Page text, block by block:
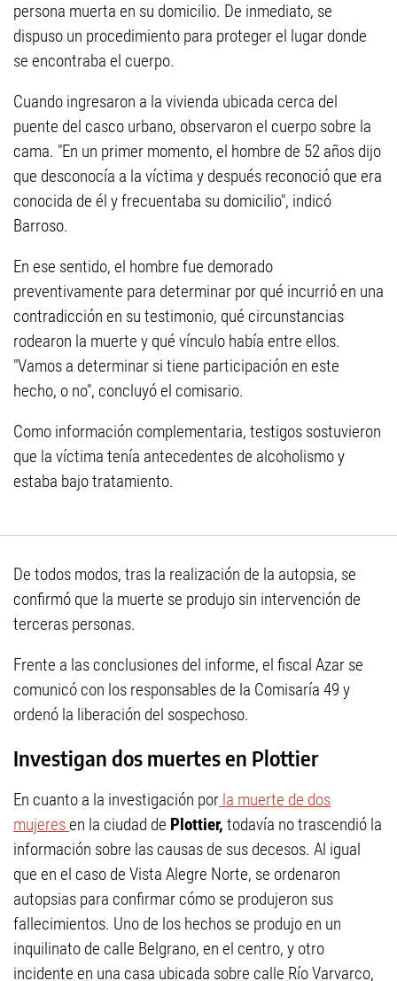
persona muerta en su domicilio. De inmediato, se
dispuso un procedimiento para proteger el lugar donde
se encontraba el cuerpo.
Cuando ingresaron a la vivienda ubicada cerca del
puente del casco urbano, observaron el cuerpo sobre la
cama. "En un primer momento, el hombre de 52 años dijo
que desconocía a la víctima y después reconoció que era
conocida de él y frecuentaba su domicilio", indicó
Barroso.
En ese sentido, el hombre fue demorado
preventivamente para determinar por qué incurrió en una
contradicción en su testimonio, qué circunstancias
rodearon la muerte y qué vínculo había entre ellos.
"Vamos a determinar si tiene participación en este
hecho, o no", concluyó el comisario.
Como información complementaria, testigos sostuvieron
que la víctima tenía antecedentes de alcoholismo y
estaba bajo tratamiento.
De todos modos, tras la realización de la autopsia, se
confirmó que la muerte se produjo sin intervención de
terceras personas.
Frente a las conclusiones del informe, el fiscal Azar se
comunicó con los responsables de la Comisaría 49 y
ordenó la liberación del sospechoso.
Investigan dos muertes en Plottier
En cuanto a la investigación por la muerte de dos
mujeresen la ciudad de Plottier, todavía no trascendió la
información sobre las causas de sus decesos. Al igual
que en el caso de Vista Alegre Norte, se ordenaron
autopsias para confirmar cómo se produjeron sus
fallecimientos. Uno de los hechos se produjo en un
inquilinato de calle Belgrano, en el centro, y otro
incidente en una casa ubicada sobre calle Río Varvarco,